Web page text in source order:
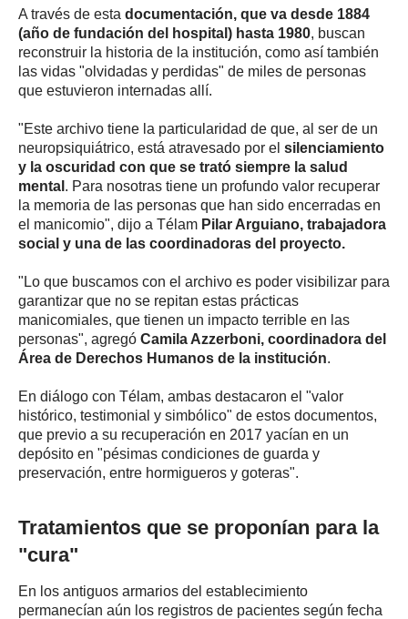
v
i
o
u
s
t
A través de esta documentación, que va desde 1884
(año de fundación del hospital) hasta 1980, buscan
reconstruir la historia de la institución, como así también
las vidas "olvidadas y perdidas" de miles de personas
que estuvieron internadas allí.
"Este archivo tiene la particularidad de que, al ser de un
neuropsiquiátrico, está atravesado por el silenciamiento
y la oscuridad con que se trató siempre la salud
mental . Para nosotras tiene un profundo valor recuperar
la memoria de las personas que han sido encerradas en
el manicomio", dijo a Télam Pilar Arguiano, trabajadora
social y una de las coordinadoras del proyecto.
"Lo que buscamos con el archivo es poder visibilizar para
garantizar que no se repitan estas prácticas
manicomiales, que tienen un impacto terrible en las
personas", agregó Camila Azzerboni, coordinadora del
Área de Derechos Humanos de la institución.
En diálogo con Télam, ambas destacaron el "valor
histórico, testimonial y simbólico" de estos documentos,
que previo a su recuperación en 2017 yacían en un
depósito en "pésimas condiciones de guarda y
preservación, entre hormigueros y goteras".
Tratamientos que se proponían para la
"cura"
En los antiguos armarios del establecimiento
permanecían aún los registros de pacientes según fecha